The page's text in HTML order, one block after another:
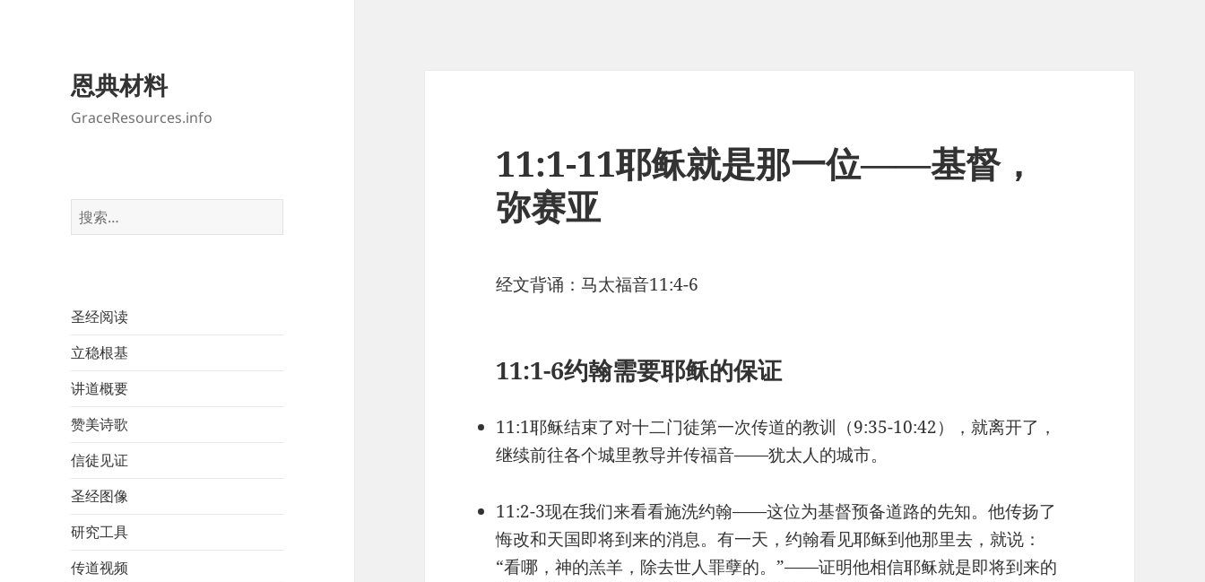
恩典材料
GraceResources.info
搜
索：
圣经阅读
立稳根基
讲道概要
赞美诗歌
信徒见证
圣经图像
研究工具
传道视频
11:1-11耶稣就是那一位——基督，
弥赛亚
经文背诵：马太福音11:4-6
11:1-6约翰需要耶稣的保证
11:1耶稣结束了对十二门徒第一次传道的教训（9:35-10:42），就离开了，
继续前往各个城里教导并传福音——犹太人的城市。
11:2-3现在我们来看看施洗约翰——这位为基督预备道路的先知。他传扬了
悔改和天国即将到来的消息。有一天，约翰看见耶稣到他那里去，就说：
“看哪，神的羔羊，除去世人罪孽的。”——证明他相信耶稣就是即将到来的